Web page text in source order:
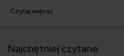
nieufnie. Pojawiają się pytania: jak
Czytaj więcej
Najchętniej czytane